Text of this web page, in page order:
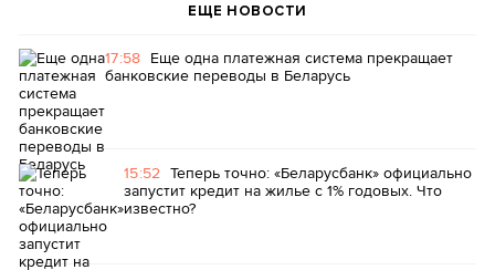
ЕЩЕ НОВОСТИ
17:58 Еще одна платежная система прекращает
банковские переводы в Беларусь
15:52 Теперь точно: «Беларусбанк» официально
запустит кредит на жилье с 1% годовых. Что
известно?